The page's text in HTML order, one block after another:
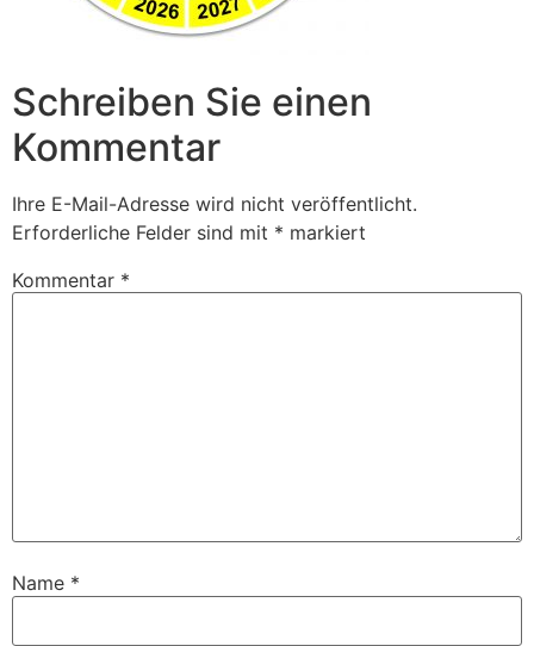
Schreiben Sie einen
Kommentar
Ihre E-Mail-Adresse wird nicht veröffentlicht.
Erforderliche Felder sind mit * markiert
Kommentar *
Name *